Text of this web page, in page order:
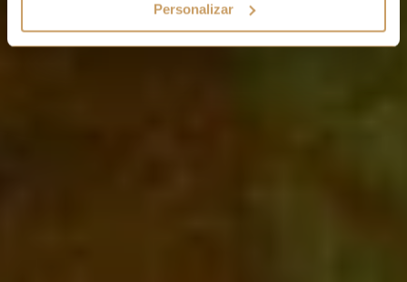
Personalizar